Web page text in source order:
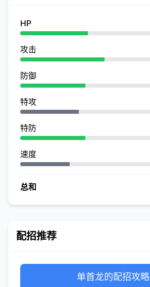
HP
攻击
防御
特攻
特防
速度
总和
配招推荐
单首龙的配招攻略